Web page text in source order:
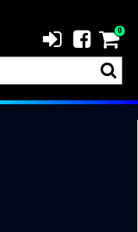
0